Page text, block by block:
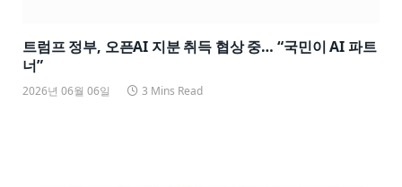
트럼프 정부, 오픈AI 지분 취득 협상 중… “국민이 AI 파트
너”
2026년 06월 06일 3 Mins Read